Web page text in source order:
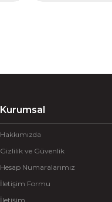
Kurumsal
Hakkımızda
Gizlilik ve Güvenlik
Hesap Numaralarımız
İletişim Formu
İletişim